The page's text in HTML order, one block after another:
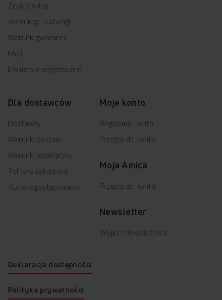
G5E3.32ZpTeKDSpN (kod: 19552)
SG2.02S2X (kod: 19558)
G5E3.42ZpTeD (kod: 19562)
G5E3.42ZpTeKDSpN (kod: 19568)
G5E3.43ZpTeDN (kod: 19574)
G5E3.43ZPTEDN (kod: 19576)
G5E3.43ZpTeDN (kod: 19578)
G5E3.43ZpTeKD (kod: 19580)
G5E3.43ZPTEKD (kod: 19582)
G5E3.43ZpTeKD (kod: 19584)
MOD. K51300 (kod: 19586)
G5E3.43ZPTEKDN (kod: 19588)
G5E3.43ZpTeKDN (kod: 19590)
G5E3.43ZpTeKDp (kod: 19592)
G5E3.43ZPTEKDP (kod: 19596)
G5E3.43ZpTeKDSpN (kod: 19600)
G5E4.48ZpTeKDSpN (kod: 19606)
G5E4.48ZpTeKDSpN (kod: 19608)
G5G4.42ZpM (kod: 19610)
G5G4.42ZPM (kod: 19612)
Znajdź sklep
Instrukcje i katalogi
Warunki gwarancji
FAQ
Etykiety energetyczne
Dla dostawców
Dostawcy
Warunki dostaw
Warunki współpracy
Polityka zakupowa
Kodeks postępowania
Moje konto
Regulamin konta
Przejdź do konta
Moja Amica
Przejdź do konta
Newsletter
Wypis z Newslettera
Deklaracja dostępności
Polityka prywatności